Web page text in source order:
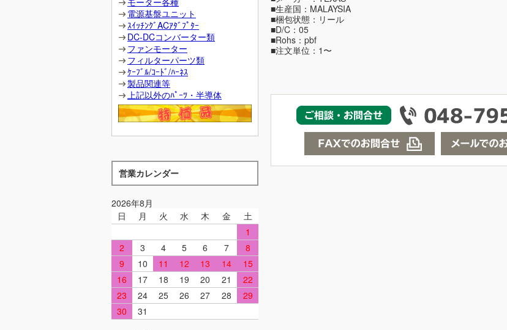
電源基盤ユニット
ｽｲｯﾁﾝｸﾞACｱﾀﾞﾌﾟﾀｰ
DC-DCコンバーター類
ファンモーター
フィルターパーツ類
ｹｰﾌﾞﾙ/ｺｰﾄﾞ/ﾊｰﾈｽ
製品関連等
上記以外のﾊﾟｰﾂ・半導体
営業カレンダー
2026年8月
日
月 火 水 木 金
土
1
2
3 4 5 6 7
8
9
10 11 12 13 14
15
16
17 18 19 20 21
22
23
24 25 26 27 28
29
30
31
■生産国：MALAYSIA
■梱包状態：リール
■D/C：05
■Rohs：pbf
■注文単位：1〜